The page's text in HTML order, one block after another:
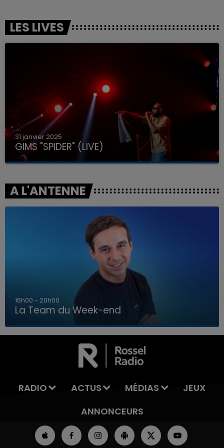
LA TEAM DU WEEK-END
LES LIVES
31 janvier 2025
GIMS "SPIDER" (LIVE)
A L'ANTENNE
7h00 - 12h00
La Team du Week-end
RADIO ACTUS MÉDIAS
JEUX
ANNONCEURS